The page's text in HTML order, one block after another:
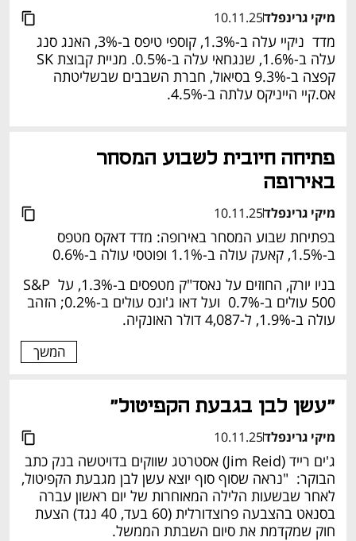
מיקי גרינפלד10.11.25
מדד  ניקיי עלה ב-1.3%, קוספי טיפס ב-3%, האנג סנג
אס.קיי הייניקס עלתה ב-4.5%.
באירופה
מיקי גרינפלד10.11.25
בפתיחת שבוע המסחר באירופה: מדד דאקס מטפס
ב-1.5%, קאעק עולה ב-1.1% ופוטסי עולה ב-0.6%
בניו יורק, החוזים על נאסד"ק מטפסים ב-1.3%, על S&P
500 עולים ב-0.7%  ועל דאו ג'ונס עולים ב-0.2%; הזהב
עולה ב-1.9%, ל-4,087 דולר האונקיה.
המשך
"עשן לבן בגבעת הקפיטול"
מיקי גרינפלד10.11.25
ג'ים רייד (Jim Reid) אסטרטג שווקים בדויטשה בנק כתב
בסנאט בהצבעה פרוצדורלית (60 בעד, 40 נגד) הצעת
חוק שמקדמת את סיום השבתת הממשל.